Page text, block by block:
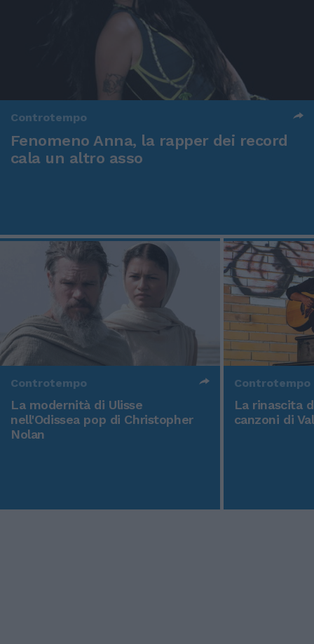
Controtempo
Fenomeno Anna, la rapper dei record
cala un altro asso
Controtempo
La modernità di Ulisse
nell'Odissea pop di Christopher
Nolan
Controtempo
La rinascita
canzoni di